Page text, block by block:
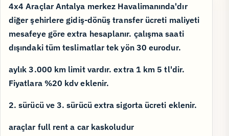
4x4 Araçlar Antalya merkez Havalimanında'dır
diğer şehirlere gidiş-dönüş transfer ücreti maliyeti
mesafeye göre extra hesaplanır. çalışma saati
dışındaki tüm teslimatlar tek yön 30 eurodur.
aylık 3.000 km limit vardır. extra 1 km 5 tl'dir.
Fiyatlara %20 kdv eklenir.
2. sürücü ve 3. sürücü extra sigorta ücreti eklenir.
araçlar full rent a car kaskoludur